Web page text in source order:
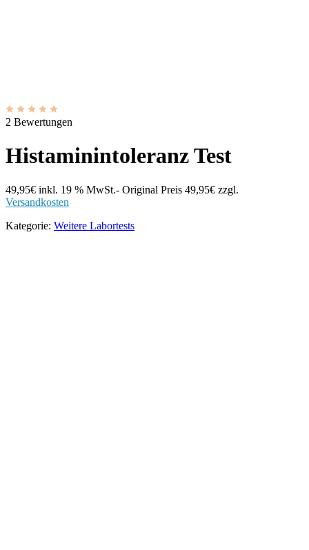
2 Bewertungen
Histaminintoleranz Test
49,95€ inkl. 19 % MwSt.- Original Preis 49,95€ zzgl.
Versandkosten
Kategorie: Weitere Labortests